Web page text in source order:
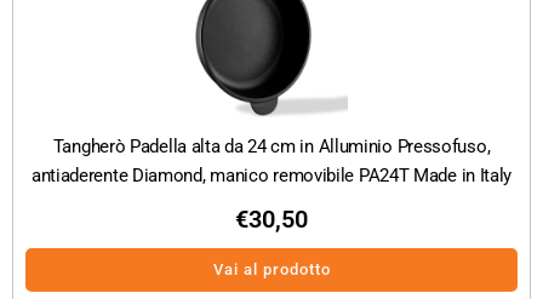
Tangherò Padella alta da 24 cm in Alluminio Pressofuso,
antiaderente Diamond, manico removibile PA24T Made in Italy
€30,50
Vai al prodotto